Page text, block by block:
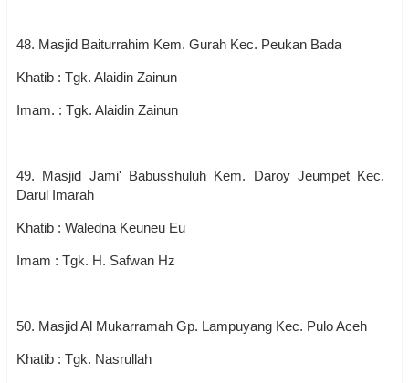
48. Masjid Baiturrahim Kem. Gurah Kec. Peukan Bada
Khatib : Tgk. Alaidin Zainun
Imam. : Tgk. Alaidin Zainun
49. Masjid Jami' Babusshuluh Kem. Daroy Jeumpet Kec.
Darul Imarah
Khatib : Waledna Keuneu Eu
Imam : Tgk. H. Safwan Hz
50. Masjid Al Mukarramah Gp. Lampuyang Kec. Pulo Aceh
Khatib : Tgk. Nasrullah